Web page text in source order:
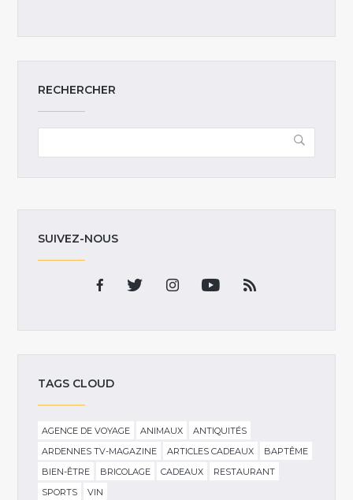
RECHERCHER
SUIVEZ-NOUS
TAGS CLOUD
AGENCE DE VOYAGE ANIMAUX
ANTIQUITÉS
ARDENNES TV-MAGAZINE
ARTICLES CADEAUX
BAPTÊME
BIEN-ÊTRE
BRICOLAGE CADEAUX
RESTAURANT
SPORTS
VIN